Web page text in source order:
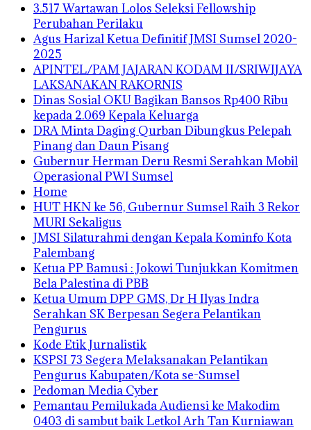
3.517 Wartawan Lolos Seleksi Fellowship
Perubahan Perilaku
Agus Harizal Ketua Definitif JMSI Sumsel 2020-
2025
APINTEL/PAM JAJARAN KODAM II/SRIWIJAYA
LAKSANAKAN RAKORNIS
Dinas Sosial OKU Bagikan Bansos Rp400 Ribu
kepada 2.069 Kepala Keluarga
DRA Minta Daging Qurban Dibungkus Pelepah
Pinang dan Daun Pisang
Gubernur Herman Deru Resmi Serahkan Mobil
Operasional PWI Sumsel
Home
HUT HKN ke 56, Gubernur Sumsel Raih 3 Rekor
MURI Sekaligus
JMSI Silaturahmi dengan Kepala Kominfo Kota
Palembang
Ketua PP Bamusi : Jokowi Tunjukkan Komitmen
Bela Palestina di PBB
Ketua Umum DPP GMS, Dr H Ilyas Indra
Serahkan SK Berpesan Segera Pelantikan
Pengurus
Kode Etik Jurnalistik
KSPSI 73 Segera Melaksanakan Pelantikan
Pengurus Kabupaten/Kota se-Sumsel
Pedoman Media Cyber
Pemantau Pemilukada Audiensi ke Makodim
0403 di sambut baik Letkol Arh Tan Kurniawan